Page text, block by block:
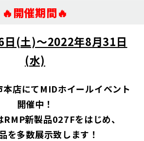
🔥開催期間🔥
日(土)～2022年8月31日
(水)
店にてMIDホイールイベント
開催中！
新製品027Fをはじめ、
を多数展示致します！